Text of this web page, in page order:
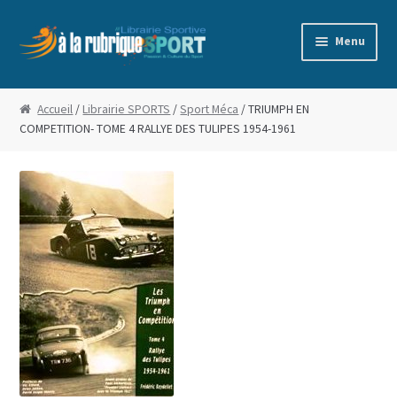
Aller
à
Aller
au
Menu
Accueil
Blog
Boutique
Commande
Conditions Générales de Vente
Edito
Mentions Légales
Accueil / Librairie SPORTS /Sport Méca / TRIUMPH EN
COMPETITION- TOME 4 RALLYE DES TULIPES 1954-1961